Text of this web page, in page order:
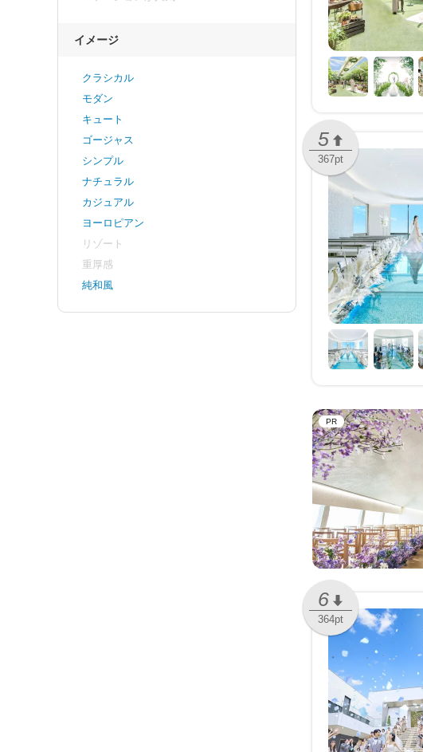
5
367pt
PR
6
364pt
イメージ
クラシカル
モダン
キュート
ゴージャス
シンプル
ナチュラル
カジュアル
ヨーロピアン
リゾート
重厚感
純和風